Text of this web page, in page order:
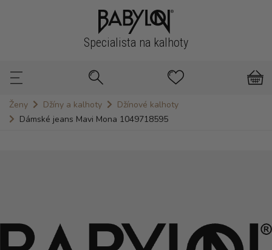
Specialista na kalhoty
Ženy Džíny a kalhoty
Džínové kalhoty
Dámské jeans Mavi Mona 1049718595